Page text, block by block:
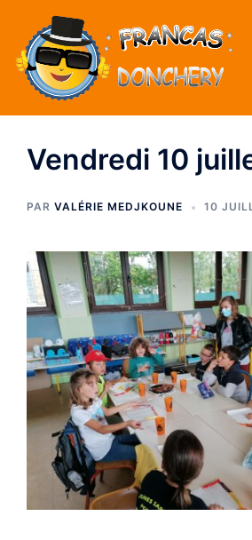
Vendredi 10
PAR VALÉRIE MEDJKOUNE 10